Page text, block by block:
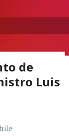
de
Luis